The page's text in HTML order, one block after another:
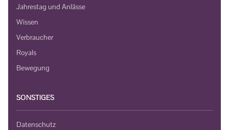
Jahrestag und Anlässe
Wissen
Verbraucher
Royals
Bewegung
SONSTIGES
Datenschutz